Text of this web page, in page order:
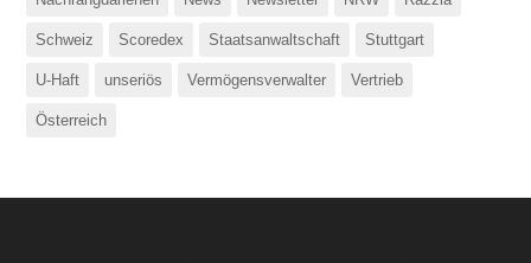
Schweiz Scoredex Staatsanwaltschaft Stuttgart
U-Haft unseriös Vermögensverwalter Vertrieb
Österreich